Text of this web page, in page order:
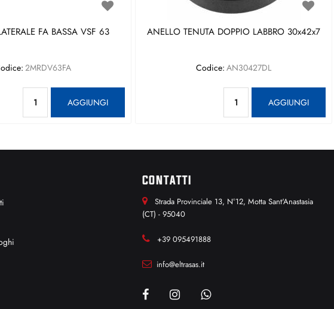
FA BASSA VSF 63
2MRDV63FA
AGGIUNGI
ANELLO TENUTA DOPPIO LABBRO 30x42x7
Codice: AN30427DL
AGGIUNGI
CONTATTI
Strada Provinciale 13, N°12, Motta Sant'Anastasia
(CT) - 95040
+39 095491888
info@eltrasas.it